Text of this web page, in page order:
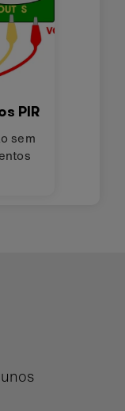
PIR
sem